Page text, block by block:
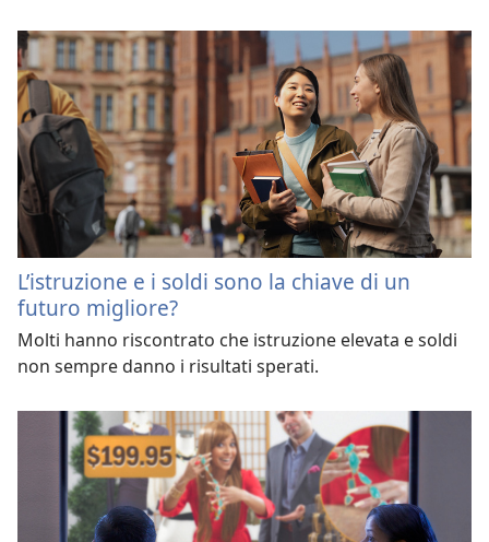
L’istruzione e i soldi sono la chiave di un
futuro migliore?
Molti hanno riscontrato che istruzione elevata e soldi
non sempre danno i risultati sperati.